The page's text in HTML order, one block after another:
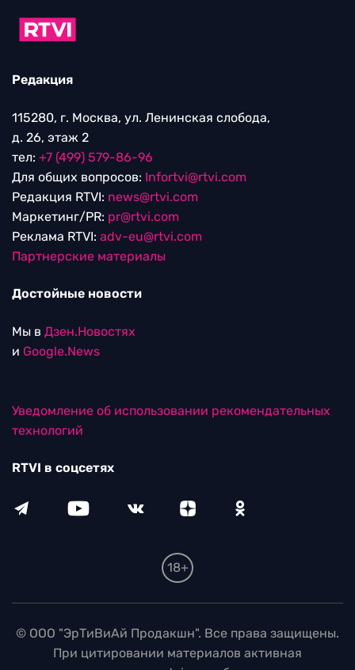
Редакция
115280, г. Москва, ул. Ленинская слобода,
д. 26, этаж 2
тел: +7 (499) 579-86-96
Для общих вопросов: Infortvi@rtvi.com
Редакция RTVI: news@rtvi.com
Маркетинг/PR: pr@rtvi.com
Реклама RTVI: adv-eu@rtvi.com
Партнерские материалы
Достойные новости
Мы в Дзен.Новостях
и Google.News
Уведомление об использовании рекомендательных
технологий
RTVI в соцсетях
18+
© ООО "ЭрТиВиАй Продакшн". Все права защищены.
При цитировании материалов активная